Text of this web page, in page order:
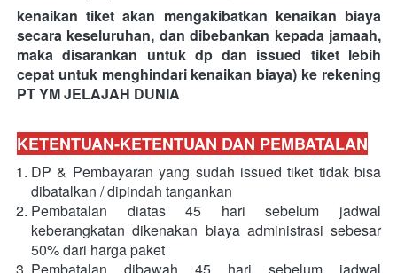
kenaikan tiket akan mengakibatkan kenaikan biaya
secara keseluruhan, dan dibebankan kepada jamaah,
maka disarankan untuk dp dan issued tiket lebih
cepat untuk menghindari kenaikan biaya) ke rekening
PT YM JELAJAH DUNIA
KETENTUAN-KETENTUAN DAN PEMBATALAN
DP & Pembayaran yang sudah issued tiket tidak bisa
dibatalkan / dipindah tangankan
Pembatalan diatas 45 hari sebelum jadwal
keberangkatan dikenakan biaya administrasi sebesar
50% dari harga paket